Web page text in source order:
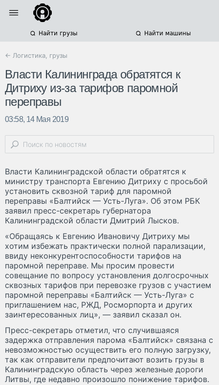
Найти грузы Найти машины
← Логистика, грузы
Власти Калининграда обратятся к
Дитриху из-за тарифов паромной
переправы
03:58, 14 Мая 2019
Власти Калининградской области обратятся к
министру транспорта Евгению Дитриху с просьбой
установить сквозной тариф для паромной
переправы «Балтийск — Усть-Луга». Об этом РБК
заявил пресс-секретарь губернатора
Калининградской области Дмитрий Лысков.
«Обращаясь к Евгению Ивановичу Дитриху мы
хотим избежать практически полной парализации,
ввиду неконкурентоспособности тарифов на
паромной переправе. Мы просим провести
совещание по вопросу установления долгосрочных
сквозных тарифов при перевозке грузов с участием
паромной переправы «Балтийск — Усть-Луга» с
приглашением нас, РЖД, Росморпорта и других
заинтересованных лиц», — заявил сказал он.
Пресс-секретарь отметил, что случившаяся
задержка отправления парома «Балтийск» связана с
невозможностью осуществить его полную загрузку,
так как отправители предпочитают возить грузы в
Калининградскую область через железные дороги
Литвы, где недавно произошло понижение тарифов.